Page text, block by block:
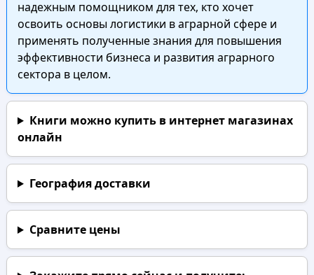
надежным помощником для тех, кто хочет
освоить основы логистики в аграрной сфере и
применять полученные знания для повышения
эффективности бизнеса и развития аграрного
сектора в целом.
Книги можно купить в интернет магазинах
онлайн
География доставки
Сравните цены